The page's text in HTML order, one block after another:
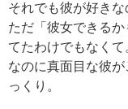
それでも彼が好きな
ただ「彼女できる
てたわけでもなくて
なのに真面目な彼
っくり。